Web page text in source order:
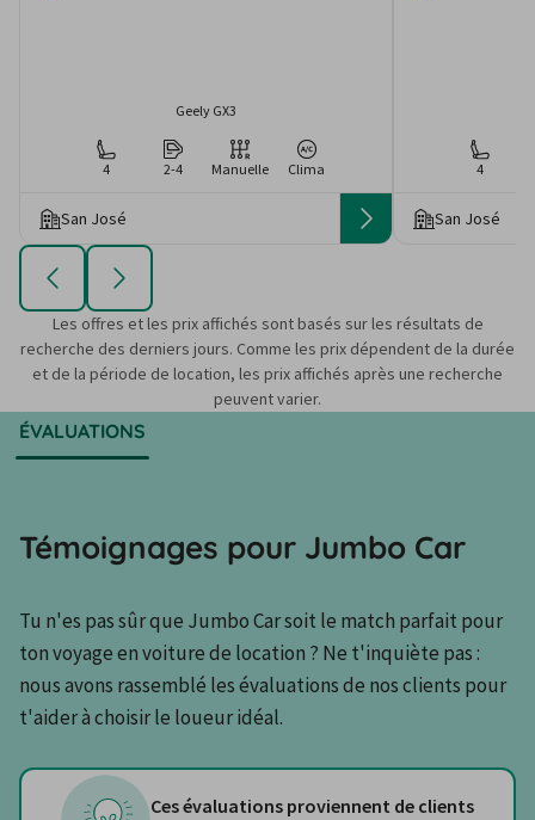
Geely GX3
4 2-4 Manuelle Clima
San José
4
San José
Les offres et les prix affichés sont basés sur les résultats de
recherche des derniers jours. Comme les prix dépendent de la durée
et de la période de location, les prix affichés après une recherche
peuvent varier.
ÉVALUATIONS
Témoignages pour Jumbo Car
Tu n'es pas sûr que Jumbo Car soit le match parfait pour
ton voyage en voiture de location ? Ne t'inquiète pas :
nous avons rassemblé les évaluations de nos clients pour
t'aider à choisir le loueur idéal.
Ces évaluations proviennent de clients